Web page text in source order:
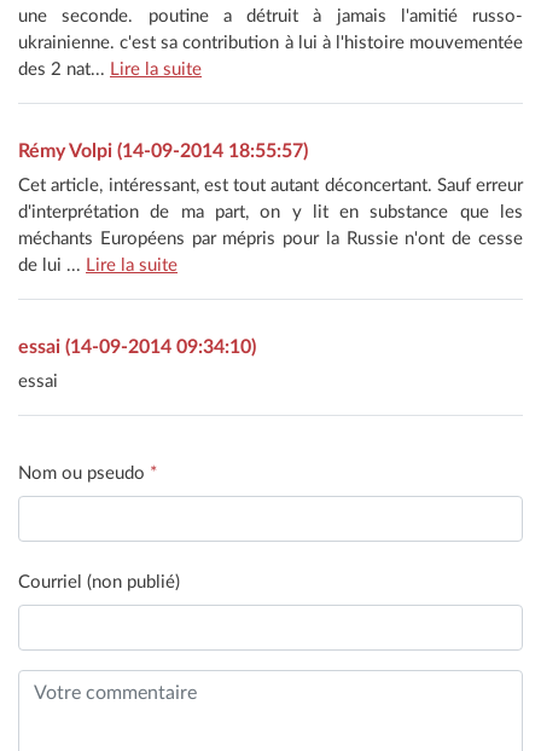
une seconde. poutine a détruit à jamais l'amitié russo-
ukrainienne. c'est sa contribution à lui à l'histoire mouvementée
des 2 nat... Lire la suite
Rémy Volpi (14-09-2014 18:55:57)
Cet article, intéressant, est tout autant déconcertant. Sauf erreur
d'interprétation de ma part, on y lit en substance que les
méchants Européens par mépris pour la Russie n'ont de cesse
de lui ... Lire la suite
essai (14-09-2014 09:34:10)
essai
Nom ou pseudo *
Courriel (non publié)